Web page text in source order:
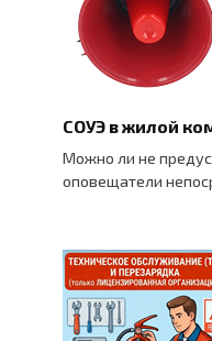
СОУЭ в жилой
Можно ли не
оповещатели